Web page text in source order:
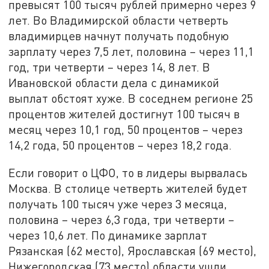
превысят 100 тысяч рублей примерно через 9
лет. Во Владимирской области четверть
владимирцев начнут получать подобную
зарплату через 7,5 лет, половина – через 11,1
год, три четверти – через 14, 8 лет. В
Ивановской области дела с динамикой
выплат обстоят хуже. В соседнем регионе 25
процентов жителей достигнут 100 тысяч в
месяц через 10,1 год, 50 процентов – через
14,2 года, 50 процентов – через 18,2 года.
Если говорит о ЦФО, то в лидеры вырвалась
Москва. В столице четверть жителей будет
получать 100 тысяч уже через 3 месяца,
половина – через 6,3 года, три четверти –
через 10,6 лет. По динамике зарплат
Рязанская (62 место), Ярославская (69 место),